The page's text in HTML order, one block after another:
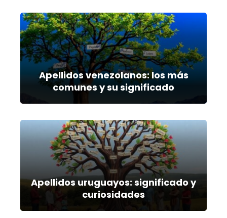
Apellidos venezolanos: los más
comunes y su significado
Apellidos uruguayos: significado y
curiosidades